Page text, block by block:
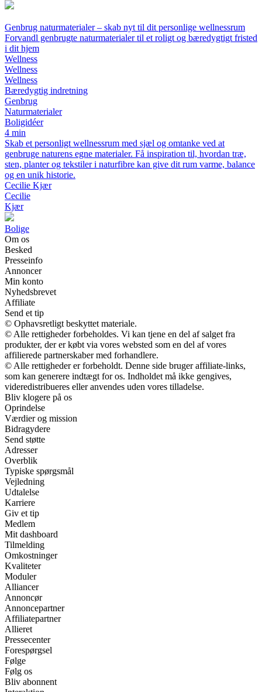
Genbrug naturmaterialer – skab nyt til dit personlige wellnessrum
Forvandl genbrugte naturmaterialer til et roligt og bæredygtigt fristed
i dit hjem
Wellness
Wellness
Wellness
Bæredygtig indretning
Genbrug
Naturmaterialer
Boligidéer
4 min
Skab et personligt wellnessrum med sjæl og omtanke ved at
genbruge naturens egne materialer. Få inspiration til, hvordan træ,
sten, planter og tekstiler i naturfibre kan give dit rum varme, balance
og en unik historie.
Cecilie Kjær
Cecilie
Kjær
Bolige
Om os
Besked
Presseinfo
Annoncer
Min konto
Nyhedsbrevet
Affiliate
Send et tip
© Ophavsretligt beskyttet materiale.
© Alle rettigheder forbeholdes. Vi kan tjene en del af salget fra
produkter, der er købt via vores websted som en del af vores
affilierede partnerskaber med forhandlere.
© Alle rettigheder er forbeholdt. Denne side bruger affiliate-links,
som kan generere indtægt for os. Indholdet må ikke gengives,
videredistribueres eller anvendes uden vores tilladelse.
Bliv klogere på os
Oprindelse
Værdier og mission
Bidragydere
Send støtte
Adresser
Overblik
Typiske spørgsmål
Vejledning
Udtalelse
Karriere
Giv et tip
Medlem
Mit dashboard
Tilmelding
Omkostninger
Kvaliteter
Moduler
Alliancer
Annoncør
Annoncepartner
Affiliatepartner
Allieret
Pressecenter
Forespørgsel
Følge
Følg os
Bliv abonnent